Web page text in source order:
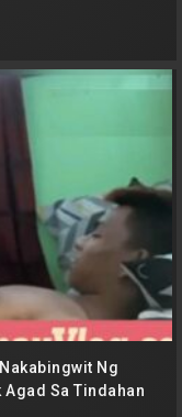
Ng
Sa Tindahan